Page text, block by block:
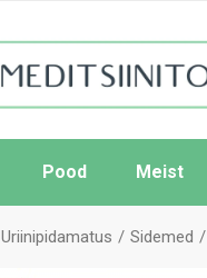
Pood Meist
Uriinipidamatus Sidemed